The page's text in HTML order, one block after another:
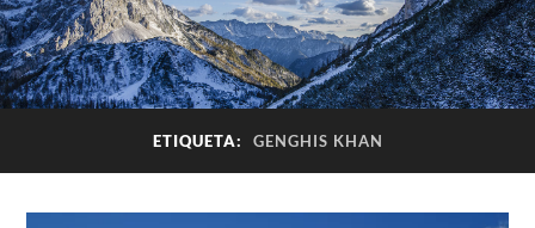
ETIQUETA: GENGHIS KHAN